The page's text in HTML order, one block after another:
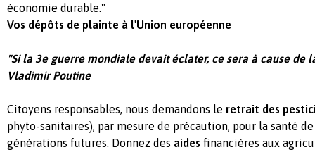
économie durable."
Vos dépôts de plainte à l'Union européenne
"Si la 3e guerre mondiale devait éclater, ce sera à cause de
Vladimir Poutine
Citoyens responsables, nous demandons le retrait des
phyto-sanitaires), par mesure de précaution, pour la santé
générations futures. Donnez des aides financières aux